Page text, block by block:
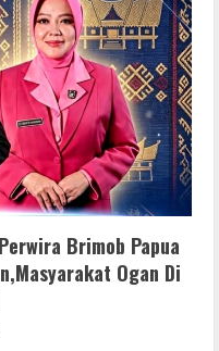
Brimob Papua
Ogan Di
FitGirl Repack +Patch
Free[Activated]